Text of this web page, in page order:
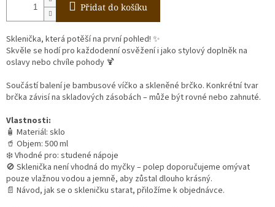
Přidat do košíku
Sklenička, která potěší na první pohled! ✨
Skvěle se hodí pro každodenní osvěžení i jako stylový doplněk na
oslavy nebo chvíle pohody 🍹
Součástí balení je bambusové víčko a skleněné brčko. Konkrétní tvar
brčka závisí na skladových zásobách – může být rovné nebo zahnuté.
Vlastnosti:
🧴 Materiál: sklo
🥤 Objem: 500 ml
❄️ Vhodné pro: studené nápoje
🚫 Sklenička není vhodná do myčky – polep doporučujeme omývat
pouze vlažnou vodou a jemně, aby zůstal dlouho krásný.
📄 Návod, jak se o skleničku starat, přiložíme k objednávce.